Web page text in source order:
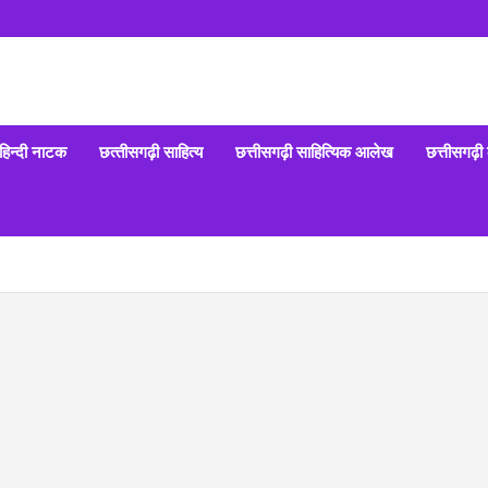
हिन्‍दी नाटक छत्‍तीसगढ़ी साहित्‍य छत्तीसगढ़ी साहित्यिक आलेख